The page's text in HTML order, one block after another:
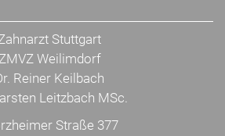
Stuttgart
Weilimdorf
Reiner Keilbach
Leitzbach MSc.
Straße 377